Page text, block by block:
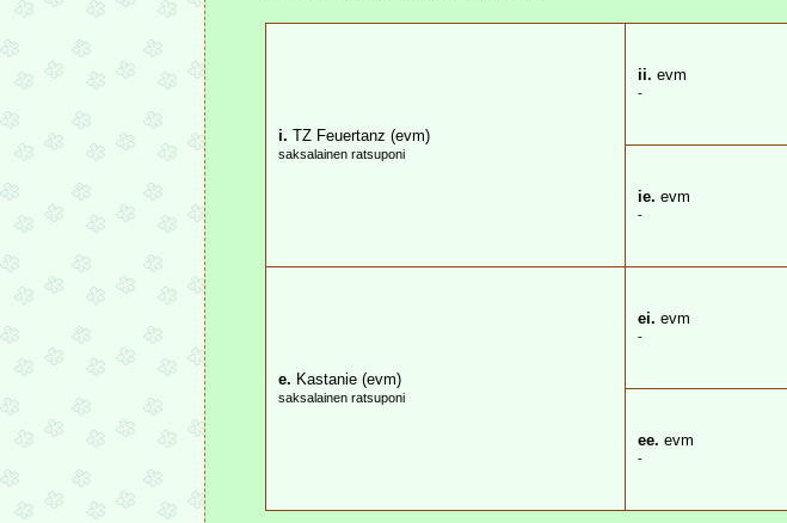
i. TZ Feuertanz (evm)
saksalainen ratsuponi
ii. evm
-
ie. evm
-
e. Kastanie (evm)
saksalainen ratsuponi
ei. evm
-
ee. evm
-